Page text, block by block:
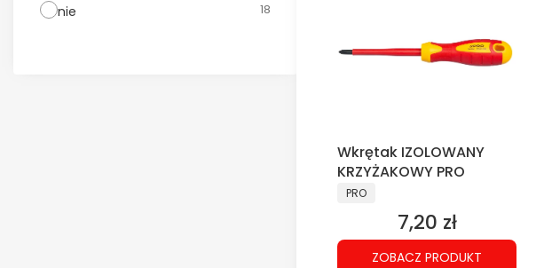
nie
18
Wkrętak IZOLOWANY
KRZYŻAKOWY PRO
PRODUCENT
PRO
Cena
7,20 zł
ZOBACZ PRODUKT